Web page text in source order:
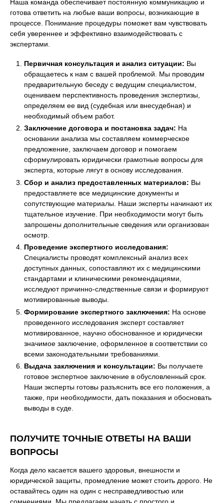
Наша команда обеспечивает постоянную коммуникацию и
готова ответить на любые ваши вопросы, возникающие в
процессе. Понимание процедуры поможет вам чувствовать
себя увереннее и эффективно взаимодействовать с
экспертами.
Первичная консультация и анализ ситуации: Вы
обращаетесь к нам с вашей проблемой. Мы проводим
предварительную беседу с ведущим специалистом,
оцениваем перспективность проведения экспертизы,
определяем ее вид (судебная или внесудебная) и
необходимый объем работ.
Заключение договора и постановка задач: На
основании анализа мы составляем коммерческое
предложение, заключаем договор и помогаем
сформулировать юридически грамотные вопросы для
эксперта, которые лягут в основу исследования.
Сбор и анализ предоставленных материалов: Вы
предоставляете все медицинские документы и
сопутствующие материалы. Наши эксперты начинают их
тщательное изучение. При необходимости могут быть
запрошены дополнительные сведения или организован
осмотр.
Проведение экспертного исследования:
Специалисты проводят комплексный анализ всех
доступных данных, сопоставляют их с медицинскими
стандартами и клиническими рекомендациями,
исследуют причинно-следственные связи и формируют
мотивированные выводы.
Формирование экспертного заключения: На основе
проведенного исследования эксперт составляет
мотивированное, научно обоснованное и юридически
значимое заключение, оформленное в соответствии со
всеми законодательными требованиями.
Выдача заключения и консультации: Вы получаете
готовое экспертное заключение в обусловленный срок.
Наши эксперты готовы разъяснить все его положения, а
также, при необходимости, дать показания и обосновать
выводы в суде.
ПОЛУЧИТЕ ТОЧНЫЕ ОТВЕТЫ НА ВАШИ
ВОПРОСЫ
Когда дело касается вашего здоровья, внешности и
юридической защиты, промедление может стоить дорого. Не
оставайтесь один на один с несправедливостью или